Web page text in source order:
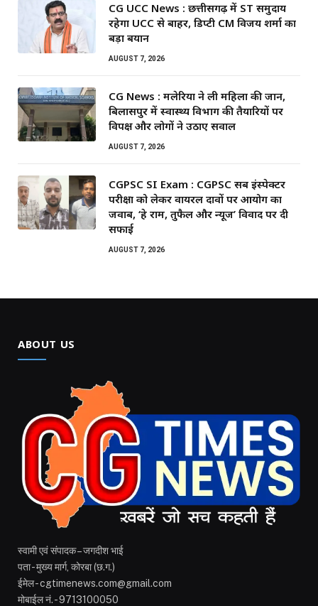
CG UCC News : छत्तीसगढ़ में ST समुदाय
रहेगा UCC से बाहर, डिप्टी CM विजय शर्मा का
बड़ा बयान
AUGUST 7, 2026
CG News : मलेरिया ने ली महिला की जान,
बिलासपुर में स्वास्थ्य विभाग की तैयारियों पर
विपक्ष और लोगों ने उठाए सवाल
AUGUST 7, 2026
CGPSC SI Exam : CGPSC सब इंस्पेक्टर
परीक्षा को लेकर वायरल दावों पर आयोग का
जवाब, ‘हे राम, तुफैल और न्यूज’ विवाद पर दी
सफाई
AUGUST 7, 2026
ABOUT US
स्वामी एवं संपादक – जगदीश भाई
पता - मुख्य मार्ग, कोरबा (छ.ग.)
ईमेल - cgtimenews.com@gmail.com
मोबाईल नं. - 9713100050